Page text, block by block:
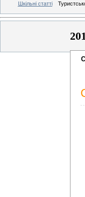
Шкільні статті